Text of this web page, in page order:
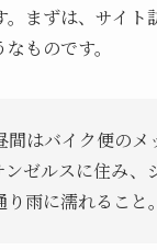
。まずは、サイ
ものです。
間はバイク便の
ンゼルスに住み
雨に濡れること。